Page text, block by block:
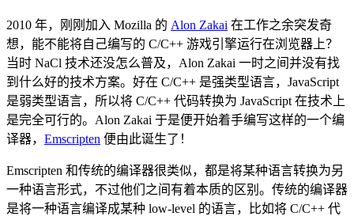
2010 年，刚刚加入 Mozilla 的 Alon Zakai 在工作之余突发奇
想，能不能将自己编写的 C/C++ 游戏引擎运行在浏览器上？
当时 NaCl 技术还没怎么普及，Alon Zakai 一时之间并没有找
到什么好的技术方案。好在 C/C++ 是强类型语言，JavaScript
是弱类型语言，所以将 C/C++ 代码转换为 JavaScript 在技术上
是完全可行的。Alon Zakai 于是便开始着手编写这样的一个编
译器， Emscripten 便由此诞生了！
Emscripten 和传统的编译器很类似，都是将某种语言转换为另
一种语言形式，不过他们之间有着本质的区别。传统的编译器
是将一种语言编译成某种 low-level 的语言，比如将 C/C++ 代